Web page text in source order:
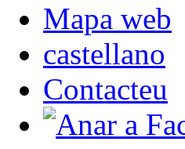
Mapa web
castellano
Contacteu